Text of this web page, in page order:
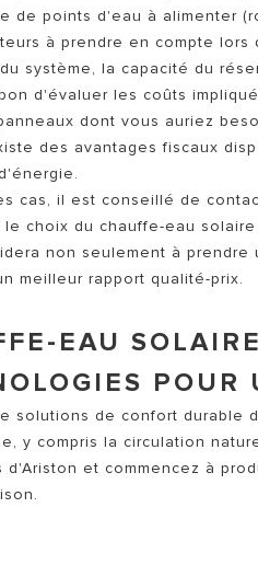
de points d'eau à alimenter
à prendre en compte
système, la capacité du
d'évaluer les coûts
dont vous auriez
des avantages fiscaux
cas, il est conseillé de
le choix du chauffe-eau
non seulement à
meilleur rapport qualité-prix.
EAU
POUR
solutions de confort durable
y compris la circulation
d'Ariston et commencez à